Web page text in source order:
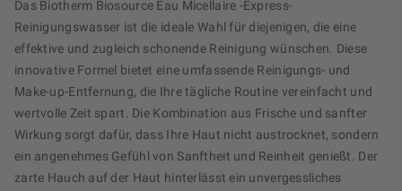
Das Biotherm Biosource Eau Micellaire -Express-
Reinigungswasser ist die ideale Wahl für diejenigen, die eine
effektive und zugleich schonende Reinigung wünschen. Diese
innovative Formel bietet eine umfassende Reinigungs- und
Make-up-Entfernung, die Ihre tägliche Routine vereinfacht und
wertvolle Zeit spart. Die Kombination aus Frische und sanfter
Wirkung sorgt dafür, dass Ihre Haut nicht austrocknet, sondern
ein angenehmes Gefühl von Sanftheit und Reinheit genießt. Der
zarte Hauch auf der Haut hinterlässt ein unvergessliches